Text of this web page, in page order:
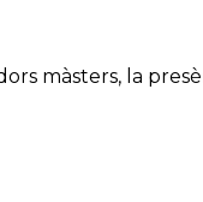
màsters, la